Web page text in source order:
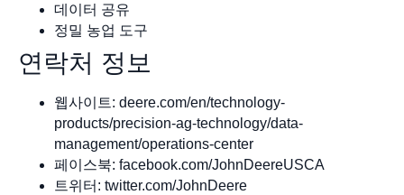
데이터 공유
정밀 농업 도구
연락처 정보
웹사이트: deere.com/en/technology-
products/precision-ag-technology/data-
management/operations-center
페이스북: facebook.com/JohnDeereUSCA
트위터: twitter.com/JohnDeere